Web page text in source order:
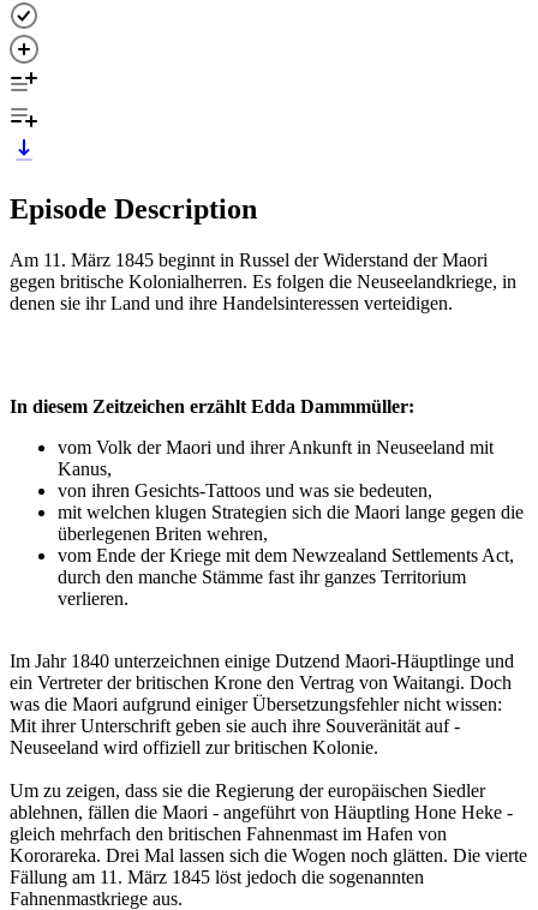
Episode Description
Am 11. März 1845 beginnt in Russel der Widerstand der Maori
gegen britische Kolonialherren. Es folgen die Neuseelandkriege, in
denen sie ihr Land und ihre Handelsinteressen verteidigen.
In diesem Zeitzeichen erzählt Edda Dammmüller:
vom Volk der Maori und ihrer Ankunft in Neuseeland mit
Kanus,
von ihren Gesichts-Tattoos und was sie bedeuten,
mit welchen klugen Strategien sich die Maori lange gegen die
überlegenen Briten wehren,
vom Ende der Kriege mit dem Newzealand Settlements Act,
durch den manche Stämme fast ihr ganzes Territorium
verlieren.
Im Jahr 1840 unterzeichnen einige Dutzend Maori-Häuptlinge und
ein Vertreter der britischen Krone den Vertrag von Waitangi. Doch
was die Maori aufgrund einiger Übersetzungsfehler nicht wissen:
Mit ihrer Unterschrift geben sie auch ihre Souveränität auf -
Neuseeland wird offiziell zur britischen Kolonie.
Um zu zeigen, dass sie die Regierung der europäischen Siedler
ablehnen, fällen die Maori - angeführt von Häuptling Hone Heke -
gleich mehrfach den britischen Fahnenmast im Hafen von
Kororareka. Drei Mal lassen sich die Wogen noch glätten. Die vierte
Fällung am 11. März 1845 löst jedoch die sogenannten
Fahnenmastkriege aus.